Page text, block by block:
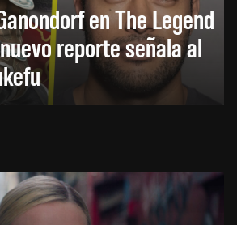
en The Legend
reporte señala al